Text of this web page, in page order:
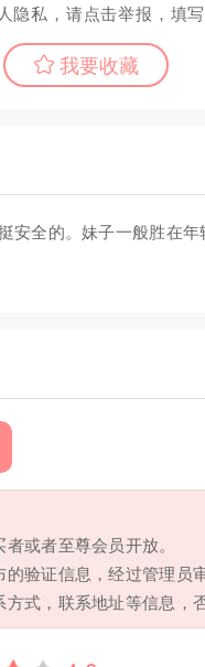
隐私，请点击举报，填
我要收藏
安全的。妹子一般胜在
或者至尊会员开放。
验证信息，经过管理员
式，联系地址等信息，